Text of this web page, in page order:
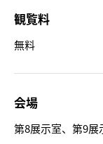
観覧料
無料
会場
第8展示室、第9展